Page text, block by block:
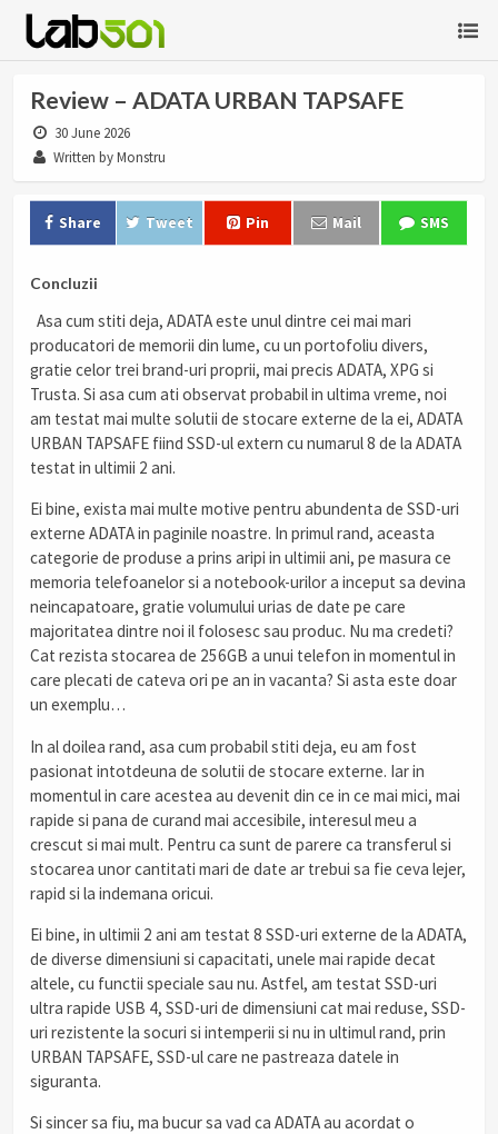
Review – ADATA URBAN TAPSAFE
30 June 2026
Written by Monstru
Share Tweet Pin Mail SMS
Concluzii
Asa cum stiti deja, ADATA este unul dintre cei mai mari
producatori de memorii din lume, cu un portofoliu divers,
gratie celor trei brand-uri proprii, mai precis ADATA, XPG si
Trusta. Si asa cum ati observat probabil in ultima vreme, noi
am testat mai multe solutii de stocare externe de la ei, ADATA
URBAN TAPSAFE fiind SSD-ul extern cu numarul 8 de la ADATA
testat in ultimii 2 ani.
Ei bine, exista mai multe motive pentru abundenta de SSD-uri
externe ADATA in paginile noastre. In primul rand, aceasta
categorie de produse a prins aripi in ultimii ani, pe masura ce
memoria telefoanelor si a notebook-urilor a inceput sa devina
neincapatoare, gratie volumului urias de date pe care
majoritatea dintre noi il folosesc sau produc. Nu ma credeti?
Cat rezista stocarea de 256GB a unui telefon in momentul in
care plecati de cateva ori pe an in vacanta? Si asta este doar
un exemplu…
In al doilea rand, asa cum probabil stiti deja, eu am fost
pasionat intotdeuna de solutii de stocare externe. Iar in
momentul in care acestea au devenit din ce in ce mai mici, mai
rapide si pana de curand mai accesibile, interesul meu a
crescut si mai mult. Pentru ca sunt de parere ca transferul si
stocarea unor cantitati mari de date ar trebui sa fie ceva lejer,
rapid si la indemana oricui.
Ei bine, in ultimii 2 ani am testat 8 SSD-uri externe de la ADATA,
de diverse dimensiuni si capacitati, unele mai rapide decat
altele, cu functii speciale sau nu. Astfel, am testat SSD-uri
ultra rapide USB 4, SSD-uri de dimensiuni cat mai reduse, SSD-
uri rezistente la socuri si intemperii si nu in ultimul rand, prin
URBAN TAPSAFE, SSD-ul care ne pastreaza datele in
siguranta.
Si sincer sa fiu, ma bucur sa vad ca ADATA au acordat o